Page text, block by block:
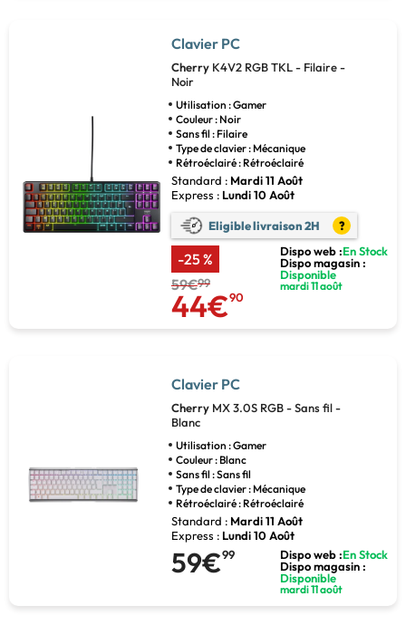
Clavier PC
Cherry K4V2 RGB TKL - Filaire -
Noir
Utilisation : Gamer
Couleur : Noir
Sans fil : Filaire
Type de clavier : Mécanique
Rétroéclairé : Rétroéclairé
Standard : Mardi 11 Août
Express : Lundi 10 Août
Eligible livraison 2H ?
-25 %
59€99
44€90
Dispo web :En Stock
Dispo magasin :
Disponible
mardi 11 août
Clavier PC
Cherry MX 3.0S RGB - Sans fil -
Blanc
Utilisation : Gamer
Couleur : Blanc
Sans fil : Sans fil
Type de clavier : Mécanique
Rétroéclairé : Rétroéclairé
Standard : Mardi 11 Août
Express : Lundi 10 Août
59€99 Dispo web :En Stock
Dispo magasin :
Disponible
mardi 11 août